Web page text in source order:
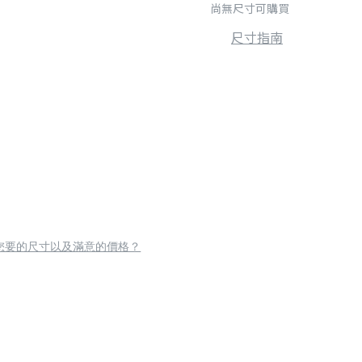
尚無尺寸可購買
尺寸指南
要的尺寸以及滿意的價格？